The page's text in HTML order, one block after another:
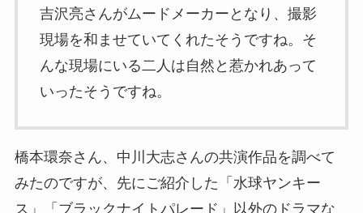
吉沢亮さんがムードメーカーとなり、撮影
現場を和ませていてくれたそうですね。そ
んな現場にいる二人は自然と惹かれあって
いったそうですね。
橋本環奈さん、中川大志さんの共演作品を調べて
みたのですが、先にご紹介した「水球ヤンキー
ス」「ブラックナイトパレード」以外のドラマな